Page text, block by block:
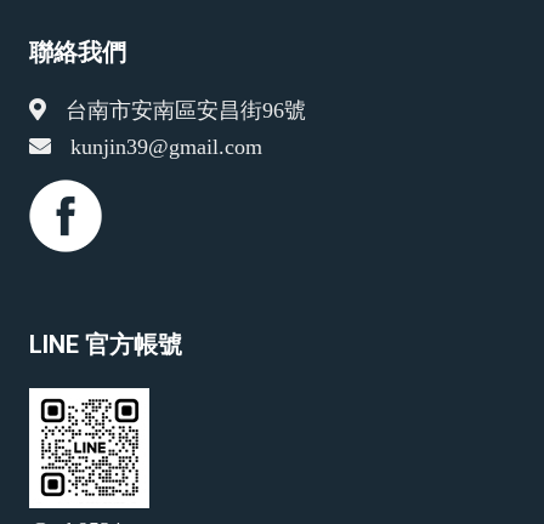
聯絡我們
台南市安南區安昌街96號
kunjin39@gmail.com
LINE 官方帳號